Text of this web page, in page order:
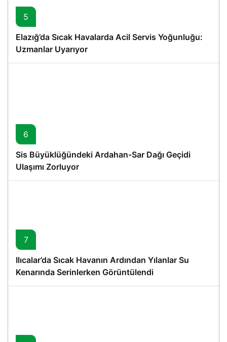
5
Elazığ’da Sıcak Havalarda Acil Servis Yoğunluğu:
Uzmanlar Uyarıyor
6
Sis Büyüklüğündeki Ardahan-Sar Dağı Geçidi
Ulaşımı Zorluyor
7
Ilıcalar’da Sıcak Havanın Ardından Yılanlar Su
Kenarında Serinlerken Görüntülendi